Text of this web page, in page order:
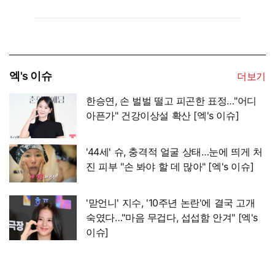
엑's 이슈
더보기
한승연, 손 벌벌 떨고 피곤한 표정…"어디
아픈가" 건강이상설 확산 [엑's 이슈]
'44세' 슈, 충격적 얼굴 상태…눈에 띄게 처
진 피부 "손 봐야 할 데 많아" [엑's 이슈]
'맏언니' 지수, '10주년 논란'에 결국 고개
숙였다…"마음 무겁다, 섭섭함 안겨" [엑's
이슈]